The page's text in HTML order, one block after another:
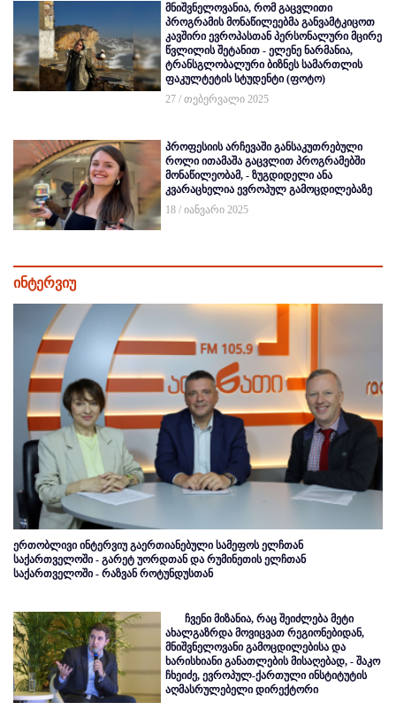
მნიშვნელოვანია, რომ გაცვლითი
პროგრამის მონაწილეებმა განვამტკიცოთ
კავშირი ევროპასთან პერსონალური მცირე
წვლილის შეტანით - ელენე ნარმანია,
ტრანსგლობალური ბიზნეს სამართლის
ფაკულტეტის სტუდენტი (ფოტო)
27 / თებერვალი 2025
პროფესიის არჩევაში განსაკუთრებული
როლი ითამაშა გაცვლით პროგრამებში
მონაწილეობამ, - ზუგდიდელი ანა
კვარაცხელია ევროპულ გამოცდილებაზე
18 / იანვარი 2025
ინტერვიუ
ერთობლივი ინტერვიუ გაერთიანებული სამეფოს ელჩთან
საქართველოში - გარეტ უორდთან და რუმინეთის ელჩთან
საქართველოში - რაზვან როტუნდუსთან
ჩვენი მიზანია, რაც შეიძლება მეტი
ახალგაზრდა მოვიცვათ რეგიონებიდან,
მნიშვნელოვანი გამოცდილებისა და
ხარისხიანი განათლების მისაღებად, - შაკო
ჩხეიძე, ევროპულ-ქართული ინსტიტუტის
აღმასრულებელი დირექტორი